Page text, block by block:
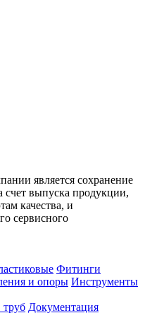
является сохранение
выпуска продукции,
качества, и
сервисного
Фитинги
и опоры Инструменты
Документация